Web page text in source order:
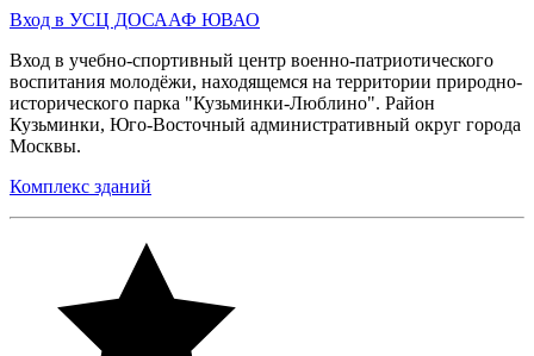
Вход в УСЦ ДОСААФ ЮВАО
Вход в учебно-спортивный центр военно-патриотического
воспитания молодёжи, находящемся на территории природно-
исторического парка "Кузьминки-Люблино". Район
Кузьминки, Юго-Восточный административный округ города
Москвы.
Комплекс зданий